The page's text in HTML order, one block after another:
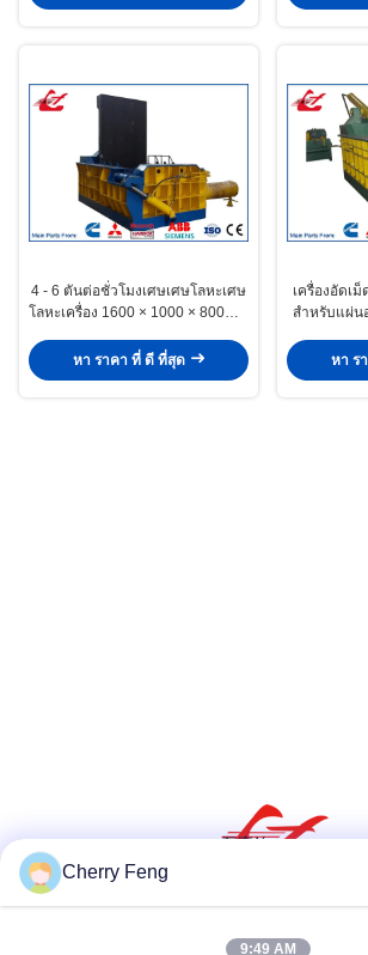
4 - 6 ตันต่อชั่วโมงเศษเศษโลหะเศษ
โลหะเครื่อง 1600 × 1000 × 800mm
หา ราคา ที่ ดี ที่สุด
เครื่องอัดเ
สำหรับแผ่น
หา ร
สื่อสังคม
Cherry Feng
9:49 AM